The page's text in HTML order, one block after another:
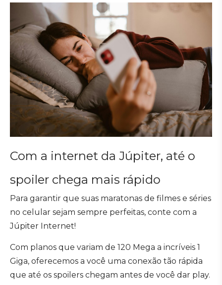
Com a internet da Júpiter, até o
spoiler chega mais rápido
Para garantir que suas maratonas de filmes e séries
no celular sejam sempre perfeitas, conte com a
Júpiter Internet!
Com planos que variam de 120 Mega a incríveis 1
Giga, oferecemos a você uma conexão tão rápida
que até os spoilers chegam antes de você dar play.